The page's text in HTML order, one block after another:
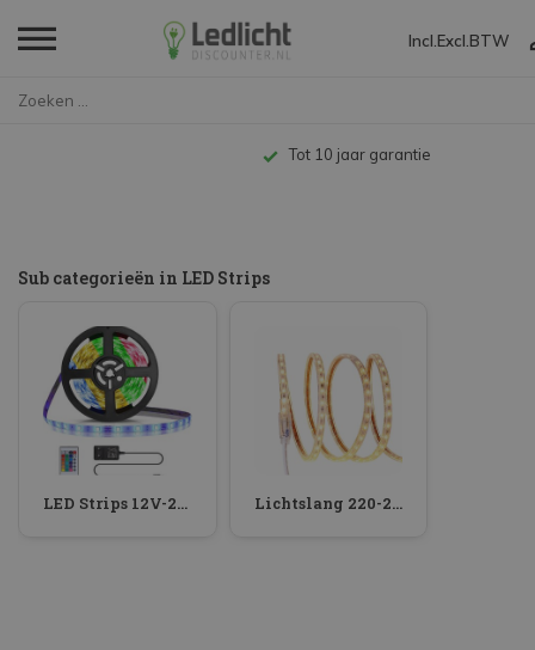
Incl. Excl. BTW
Tot 10 jaar garantie
Sub categorieën in LED Strips
LED Strips 12V-24V Lichtslang 220-230V